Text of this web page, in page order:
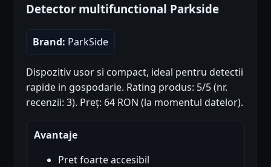
Detector multifunctional Parkside
Brand: ParkSide
Dispozitiv usor si compact, ideal pentru detectii
rapide in gospodarie. Rating produs: 5/5 (nr.
recenzii: 3). Preț: 64 RON (la momentul datelor).
Avantaje
Pret foarte accesibil